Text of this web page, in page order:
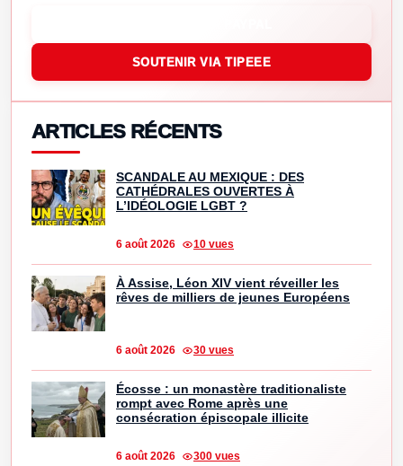
SOUTENIR VIA TIPEEE
ARTICLES RÉCENTS
SCANDALE AU MEXIQUE : DES
CATHÉDRALES OUVERTES À
L’IDÉOLOGIE LGBT ?
6 août 2026 10 vues
À Assise, Léon XIV vient réveiller les
rêves de milliers de jeunes Européens
6 août 2026 30 vues
Écosse : un monastère traditionaliste
rompt avec Rome après une
consécration épiscopale illicite
6 août 2026 300 vues